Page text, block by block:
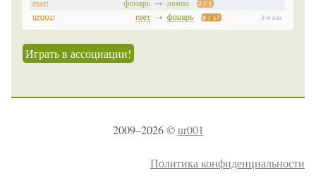
Играть в ассоциации!
2009–2026 ©ur001
Политика конфиденциальности